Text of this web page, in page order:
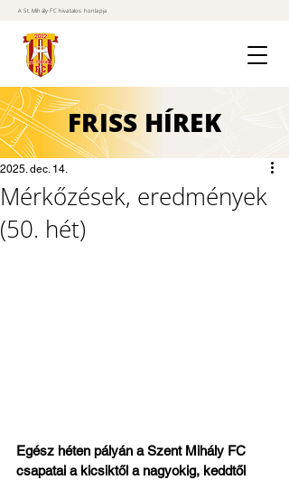
A St. Mihály FC hivatalos honlapja
FRISS HÍREK
Mérkőzések, eredmények
(50. hét)
2025. dec. 14.
Egész héten pályán a Szent Mihály FC
csapatai a kicsiktől a nagyokig, keddtől